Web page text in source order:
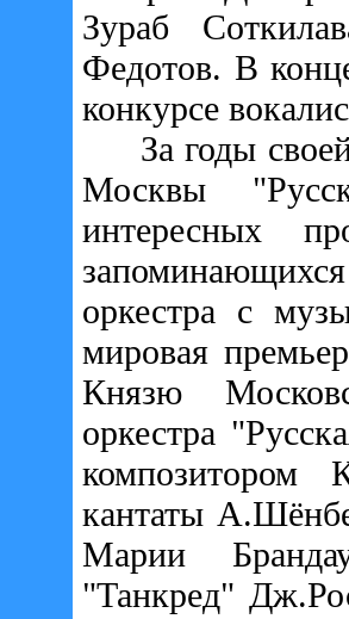
Зураб
Федотов. В
конкурсе
За годы своей
Москвы
интересных
оркестра с
мировая
Князю
оркестра
композитором
кантаты
Марии
"Танкред"